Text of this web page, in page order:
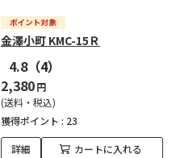
金澤小町 KMC-15Ｒ
4.8（4）
2,380円
(送料・税込)
獲得ポイント : 23
詳細 カートに入れる